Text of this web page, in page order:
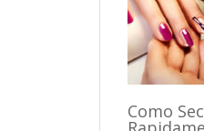
Como